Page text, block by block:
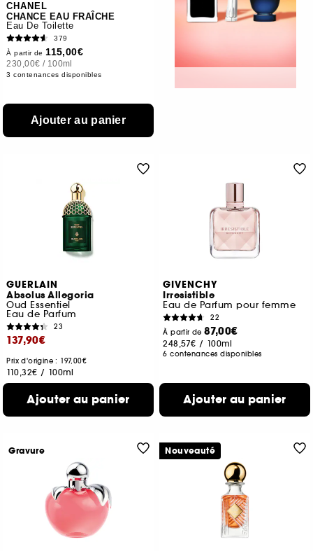
CHANEL
CHANCE EAU FRAÎCHE
Eau De Toilette
379
À partir de 115,00€
230,00€ / 100ml
3 contenances disponibles
Ajouter au panier
GUERLAIN
Absolus Allegoria
Oud Essentiel
Eau de Parfum
23
137,90€
Prix d'origine : 197,00€
110,32€ / 100ml
Ajouter au panier
GIVENCHY
Irresistible
Eau de Parfum pour femme
22
À partir de87,00€
248,57€ / 100ml
6 contenances disponibles
Ajouter au panier
Gravure Nouveauté